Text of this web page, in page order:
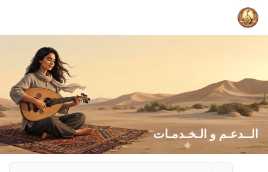
الــدعـم و الـخـدمـات